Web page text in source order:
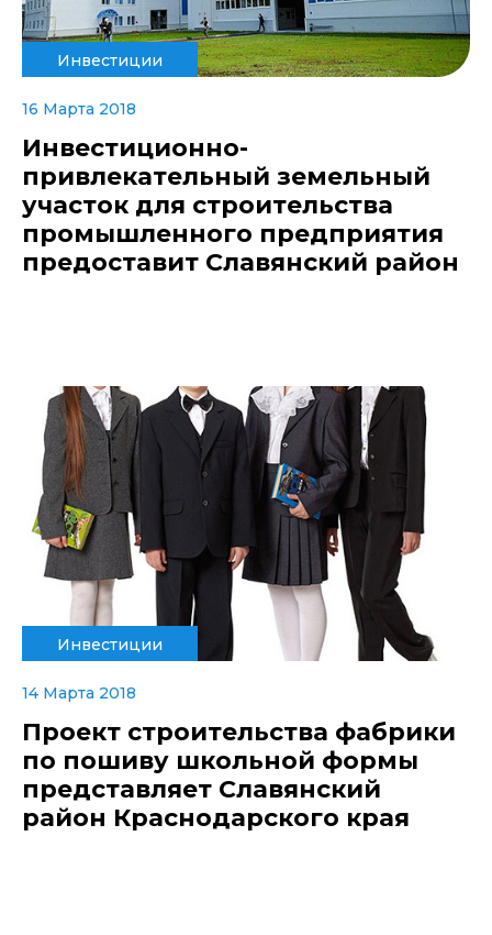
Инвестиции
16 Марта 2018
Инвестиционно-
привлекательный земельный
участок для строительства
промышленного предприятия
предоставит Славянский район
Инвестиции
14 Марта 2018
Проект строительства фабрики
по пошиву школьной формы
представляет Славянский
район Краснодарского края